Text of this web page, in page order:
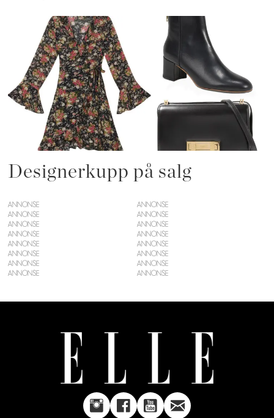
Designerkupp på salg
ANNONSE
ANNONSE
ANNONSE
ANNONSE
ANNONSE
ANNONSE
ANNONSE
ANNONSE